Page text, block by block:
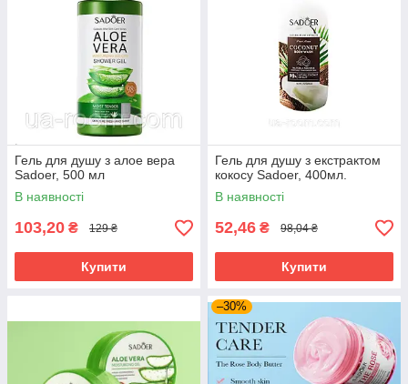
Гель для душу з алое вера
Sadoer, 500 мл
В наявності
103,20 ₴ 129 ₴
Купити
Гель для душу з екстрактом
кокосу Sadoer, 400мл.
В наявності
52,46 ₴ 98,04 ₴
Купити
–30%